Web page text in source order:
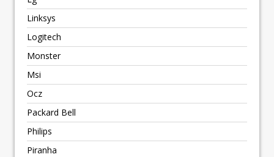
Linksys
Logitech
Monster
Msi
Ocz
Packard Bell
Philips
Piranha